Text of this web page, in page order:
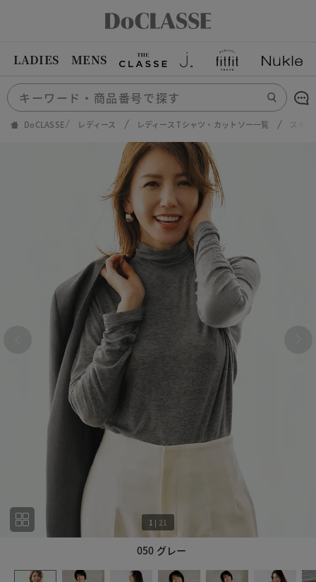
LADIES MENS
DoCLASSE レディース レディース Tシャツ・カットソー一覧 スキ
050 グレー
1 | 21